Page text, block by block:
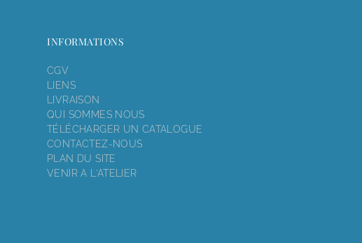
INFORMATIONS
CGV
LIENS
LIVRAISON
QUI SOMMES NOUS
TÉLÉCHARGER UN CATALOGUE
CONTACTEZ-NOUS
PLAN DU SITE
VENIR A L'ATELIER